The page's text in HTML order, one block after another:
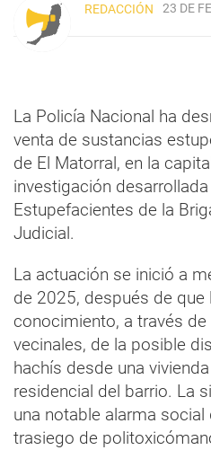
REDACCIÓN 23 DE
La Policía Nacional ha
venta de sustancias
de El Matorral, en la
investigación
Estupefacientes de la
Judicial.
La actuación se inició a
de 2025, después de que
conocimiento, a través
vecinales, de la posible
hachís desde una
residencial del barrio. La
una notable alarma
trasiego de